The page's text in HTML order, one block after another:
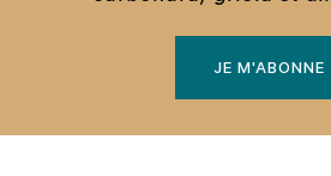
JE M'ABONNE